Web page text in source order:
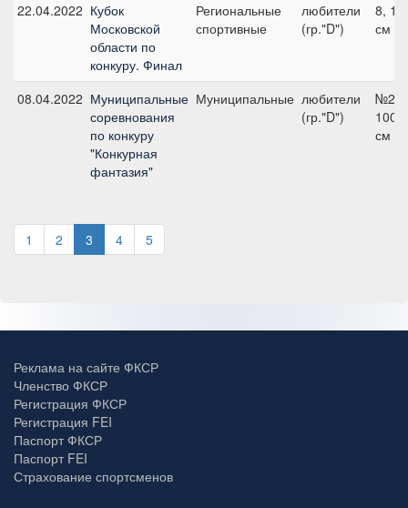
22.04.2022 Кубок
Московской
области по
конкуру. Финал
Региональные
спортивные
любители
(гр."D")
8,
см
08.04.2022 Муниципальные
соревнования
по конкуру
"Конкурная
фантазия"
Муниципальные любители
(гр."D")
№2,
100
см
1 2 3 4 5
Реклама на сайте ФКСР
Членство ФКСР
Регистрация ФКСР
Регистрация FEI
Паспорт ФКСР
Паспорт FEI
Страхование спортсменов